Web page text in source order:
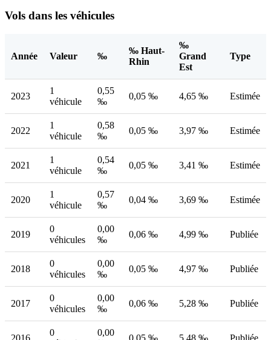
Vols dans les véhicules
Année Valeur ‰
‰ Haut-
Rhin
‰
Grand
Est
Type
2023
1
véhicule
0,55
‰
0,05 ‰ 4,65 ‰ Estimée
2022
1
véhicule
0,58
‰
0,05 ‰ 3,97 ‰ Estimée
2021
1
véhicule
0,54
‰
0,05 ‰ 3,41 ‰ Estimée
2020
1
véhicule
0,57
‰
0,04 ‰ 3,69 ‰ Estimée
2019
0
véhicules
0,00
‰
0,06 ‰ 4,99 ‰ Publiée
2018
0
véhicules
0,00
‰
0,05 ‰ 4,97 ‰ Publiée
2017
0
véhicules
0,00
‰
0,06 ‰ 5,28 ‰ Publiée
2016
0
0,00
0,05 ‰ 5,48 ‰ Publiée